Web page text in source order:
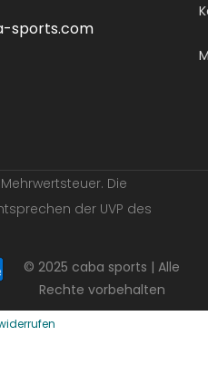
sports.com
Die
der UVP des
© 2025 caba sports | Alle
Rechte vorbehalten